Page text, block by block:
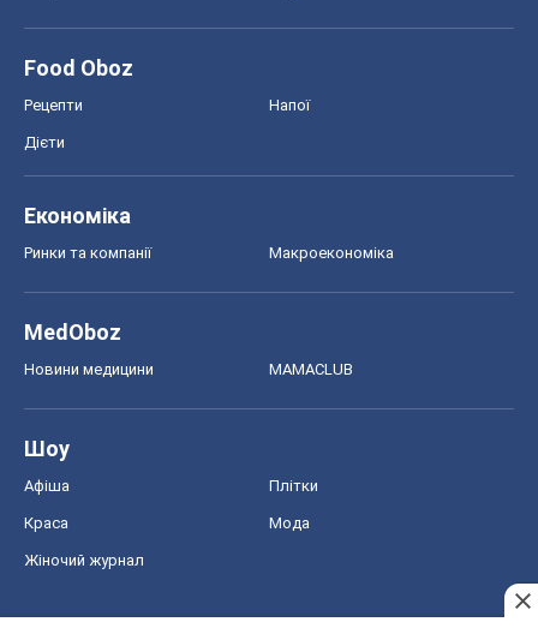
Food Oboz
Рецепти Напої
Дієти
Економіка
Ринки та компанії Макроекономіка
MedOboz
Новини медицини MAMACLUB
Шоу
Афіша Плітки
Краса Мода
Жіночий журнал